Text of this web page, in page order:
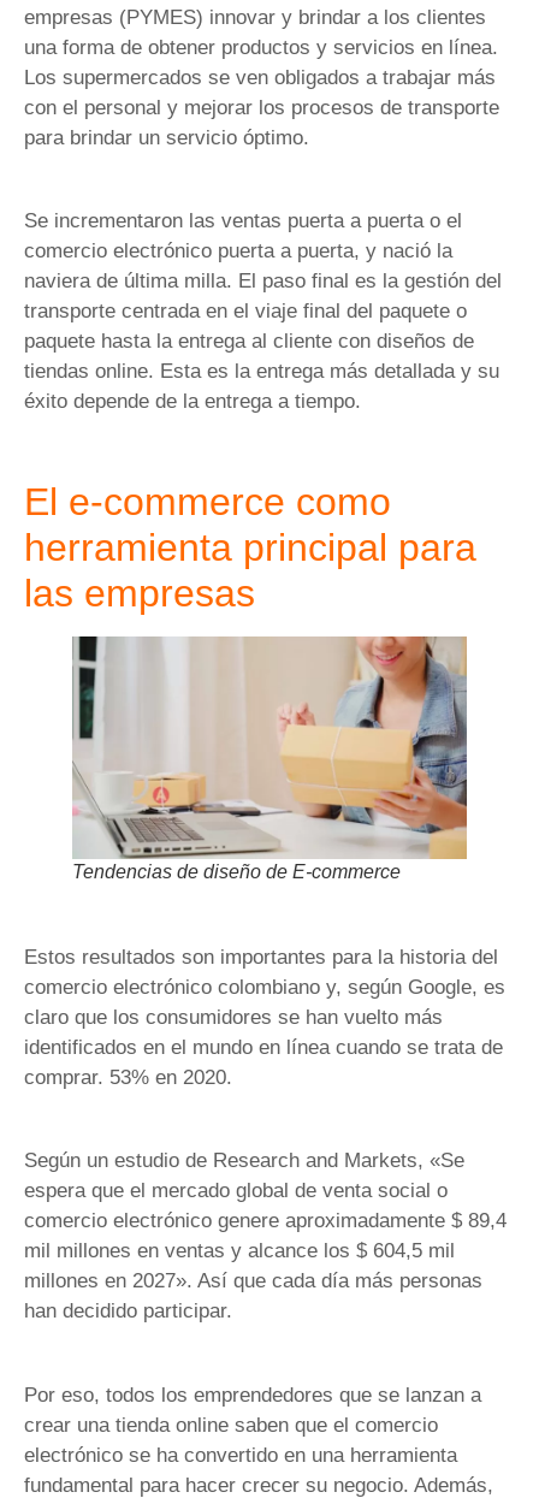
empresas (PYMES) innovar y brindar a los clientes
una forma de obtener productos y servicios en línea.
Los supermercados se ven obligados a trabajar más
con el personal y mejorar los procesos de transporte
para brindar un servicio óptimo.
Se incrementaron las ventas puerta a puerta o el
comercio electrónico puerta a puerta, y nació la
naviera de última milla. El paso final es la gestión del
transporte centrada en el viaje final del paquete o
paquete hasta la entrega al cliente con diseños de
tiendas online. Esta es la entrega más detallada y su
éxito depende de la entrega a tiempo.
El e-commerce como
herramienta principal para
las empresas
Tendencias de diseño de E-commerce
Estos resultados son importantes para la historia del
comercio electrónico colombiano y, según Google, es
claro que los consumidores se han vuelto más
identificados en el mundo en línea cuando se trata de
comprar. 53% en 2020.
Según un estudio de Research and Markets, «Se
espera que el mercado global de venta social o
comercio electrónico genere aproximadamente $ 89,4
mil millones en ventas y alcance los $ 604,5 mil
millones en 2027». Así que cada día más personas
han decidido participar.
Por eso, todos los emprendedores que se lanzan a
crear una tienda online saben que el comercio
electrónico se ha convertido en una herramienta
fundamental para hacer crecer su negocio. Además,